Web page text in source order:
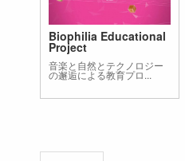
Biophilia Educational
Project
音楽と自然とテクノロジー
の邂逅による教育プロ...